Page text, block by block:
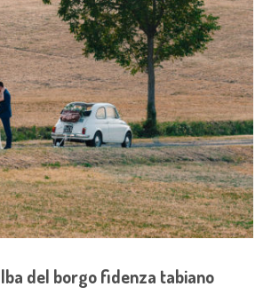
del borgo fidenza tabiano